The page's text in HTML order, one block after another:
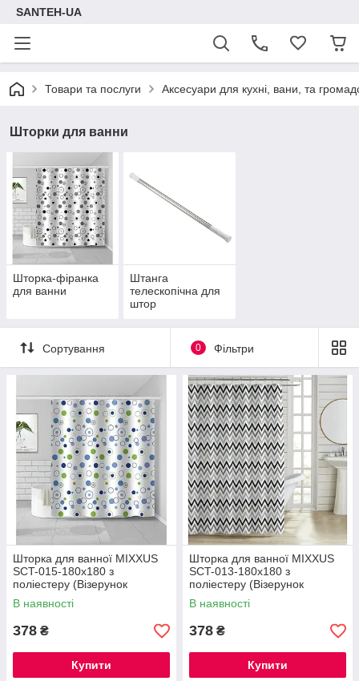
SANTEH-UA
Товари та послуги Аксесуари для кухні, вани, та
Шторки для ванни
Шторка-фіранка
для ванни
Штанга
телескопічна для
штор
Сортування 0 Фільтри
Шторка для ванної MIXXUS
SCT-015-180x180 з
поліестеру (Візерунок
"Круги") (AC3585)
В наявності
378 ₴
Купити
Шторка для ванної MIXXUS
SCT-013-180x180 з
поліестеру (Візерунок
"Зигзаг" біло-чорний)
(AC3583)
В наявності
378 ₴
Купити